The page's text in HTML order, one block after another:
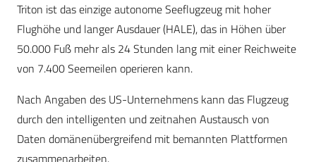
Triton ist das einzige autonome Seeflugzeug mit hoher
Flughöhe und langer Ausdauer (HALE), das in Höhen über
50.000 Fuß mehr als 24 Stunden lang mit einer Reichweite
von 7.400 Seemeilen operieren kann.
Nach Angaben des US-Unternehmens kann das Flugzeug
durch den intelligenten und zeitnahen Austausch von
Daten domänenübergreifend mit bemannten Plattformen
zusammenarbeiten.